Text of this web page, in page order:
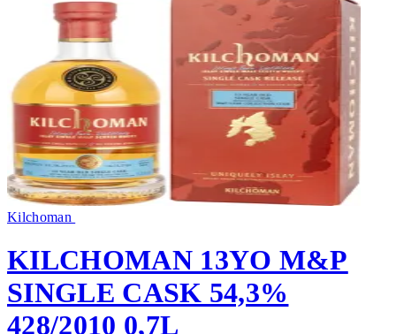
Kilchoman
KILCHOMAN 13YO M&P
SINGLE CASK 54,3%
428/2010 0,7L